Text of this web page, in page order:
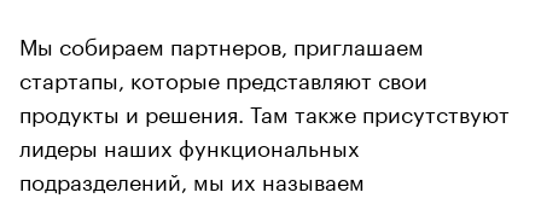
Мы собираем партнеров, приглашаем
стартапы, которые представляют свои
продукты и решения. Там также присутствуют
лидеры наших функциональных
подразделений, мы их называем